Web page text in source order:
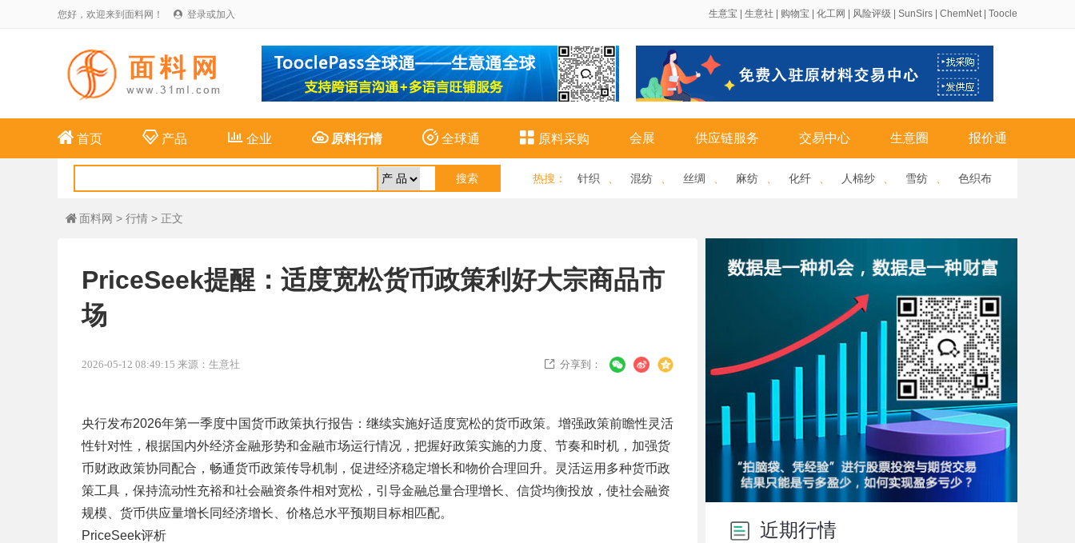
您好，欢迎来到面料网！  登录或加入 生意宝 生意社 购物宝 化工网 风险评级 SunSirs ChemNet| Toocle
 首页 产品 企业 原料行情 全球通  原料采购 会展 供应链服务 交易中心 生意圈 报价通
热搜 ： 针织 混纺 丝绸 麻纺 化纤 人棉纱 雪纺 色织布
 面料网 > 行情 > 正文
PriceSeek提醒：适度宽松货币政策利好大宗商品市
场
2026-05-12 08:49:15 来源：生意社  分享到：
央行发布2026年第一季度中国货币政策执行报告：继续实施好适度宽松的货币政策。增强政策前瞻性灵活
性针对性，根据国内外经济金融形势和金融市场运行情况，把握好政策实施的力度、节奏和时机，加强货
币财政政策协同配合，畅通货币政策传导机制，促进经济稳定增长和物价合理回升。灵活运用多种货币政
策工具，保持流动性充裕和社会融资条件相对宽松，引导金融总量合理增长、信贷均衡投放，使社会融资
规模、货币供应量增长同经济增长、价格总水平预期目标相匹配。
PriceSeek评析
近期行情